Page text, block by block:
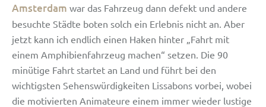
Amsterdam war das Fahrzeug dann defekt und andere
besuchte Städte boten solch ein Erlebnis nicht an. Aber
jetzt kann ich endlich einen Haken hinter „Fahrt mit
einem Amphibienfahrzeug machen“ setzen. Die 90
minütige Fahrt startet an Land und führt bei den
wichtigsten Sehenswürdigkeiten Lissabons vorbei, wobei
die motivierten Animateure einem immer wieder lustige